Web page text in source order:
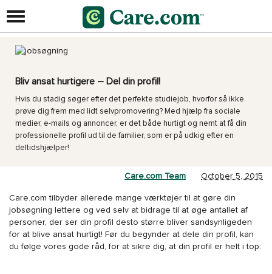
Bliv ansat hurtigere – Del din profil!
Hvis du stadig søger efter det perfekte studiejob, hvorfor så ikke
prøve dig frem med lidt selvpromovering? Med hjælp fra sociale
medier, e-mails og annoncer, er det både hurtigt og nemt at få din
professionelle profil ud til de familier, som er på udkig efter en
deltidshjælper!
Care.com Team October 5, 2015
Care.com tilbyder allerede mange værktøjer til at gøre din
jobsøgning lettere og ved selv at bidrage til at øge antallet af
personer, der ser din profil desto større bliver sandsynligeden
for at blive ansat hurtigt! Før du begynder at dele din profil, kan
du følge vores gode råd, for at sikre dig, at din profil er helt i top: